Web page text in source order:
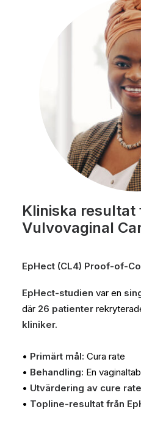
Kliniska resultat
Vulvovaginal
EpHect (CL4) Proof-of-
EpHect-studien var en
där 26 patienter
kliniker.
• Primärt mål: Cura rate
• Behandling: En
• Utvärdering av cure
• Topline-resultat från